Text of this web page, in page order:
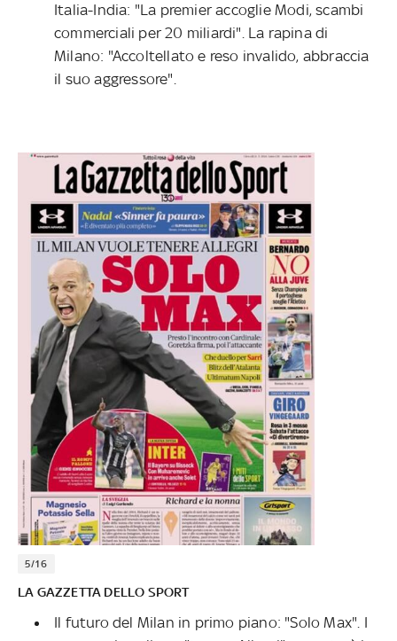
Italia-India: "La premier accoglie Modi, scambi
commerciali per 20 miliardi". La rapina di
Milano: "Accoltellato e reso invalido, abbraccia
il suo aggressore".
5/16
LA GAZZETTA DELLO SPORT
Il futuro del Milan in primo piano: "Solo Max". I